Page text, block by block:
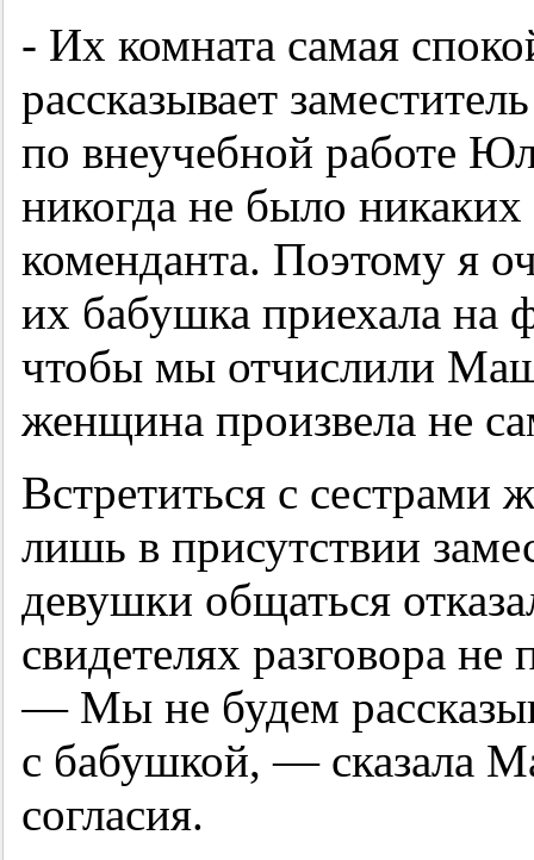
- Их комната самая
рассказывает
по внеучебной работе
никогда не было
коменданта. Поэтому я
их бабушка приехала на
чтобы мы отчислили
женщина произвела не
Встретиться с сестрами
лишь в присутствии
девушки общаться
свидетелях разговора не
— Мы не будем
с бабушкой, — сказала
согласия.